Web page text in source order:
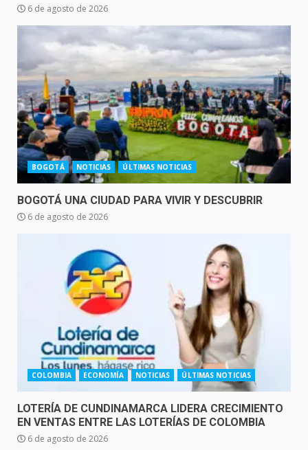
6 de agosto de 2026
BOGOTÁ NOTICIAS ÚLTIMAS NOTICIAS
BOGOTÁ UNA CIUDAD PARA VIVIR Y DESCUBRIR
6 de agosto de 2026
COLOMBIA ECONOMÍA NOTICIAS ÚLTIMAS NOTICIAS
LOTERÍA DE CUNDINAMARCA LIDERA CRECIMIENTO
EN VENTAS ENTRE LAS LOTERÍAS DE COLOMBIA
6 de agosto de 2026